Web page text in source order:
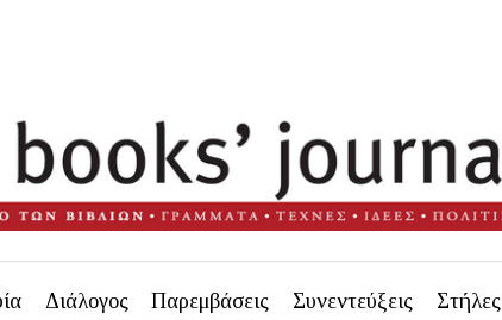
Διάλογος Παρεμβάσεις Συνεντεύξεις Στήλες